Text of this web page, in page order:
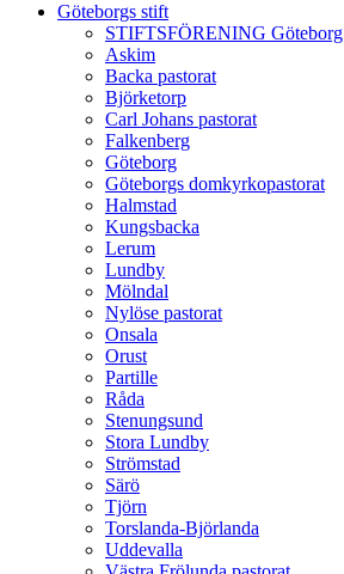
Göteborgs stift
STIFTSFÖRENING Göteborg
Askim
Backa pastorat
Björketorp
Carl Johans pastorat
Falkenberg
Göteborg
Göteborgs domkyrkopastorat
Halmstad
Kungsbacka
Lerum
Lundby
Mölndal
Nylöse pastorat
Onsala
Orust
Partille
Råda
Stenungsund
Stora Lundby
Strömstad
Särö
Tjörn
Torslanda-Björlanda
Uddevalla